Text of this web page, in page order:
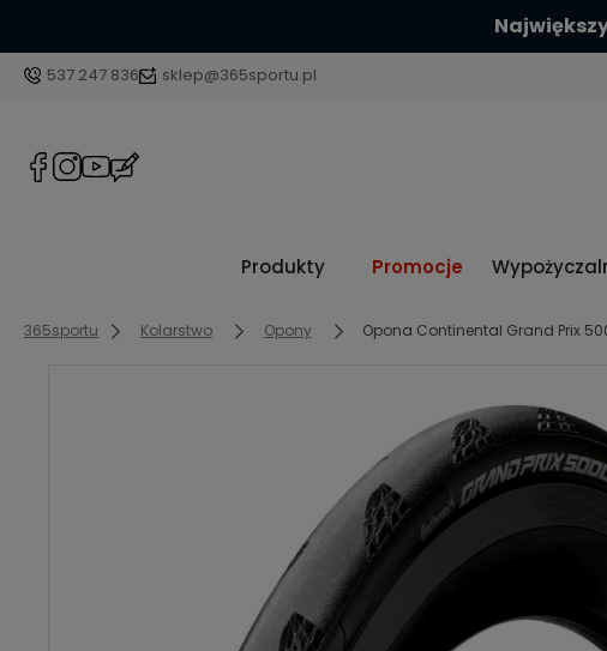
Sprawdź
537 247 836 sklep@365sportu.pl
Produkty Promocje
365sportu Kolarstwo Opony Opona Continental Grand Prix